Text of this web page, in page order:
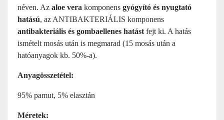
néven. Az aloe vera komponens gyógyító és nyugtató
hatású, az ANTIBAKTERIÁLIS komponens
antibakteriális és gombaellenes hatást fejt ki. A hatás
ismételt mosás után is megmarad (15 mosás után a
hatóanyagok kb. 50%-a).
Anyagösszetétel:
95% pamut, 5% elasztán
Méretek: